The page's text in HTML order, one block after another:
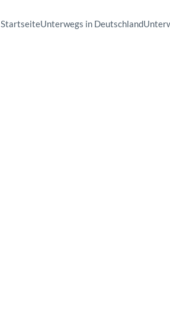
StartseiteUnterwegs in Deutschland